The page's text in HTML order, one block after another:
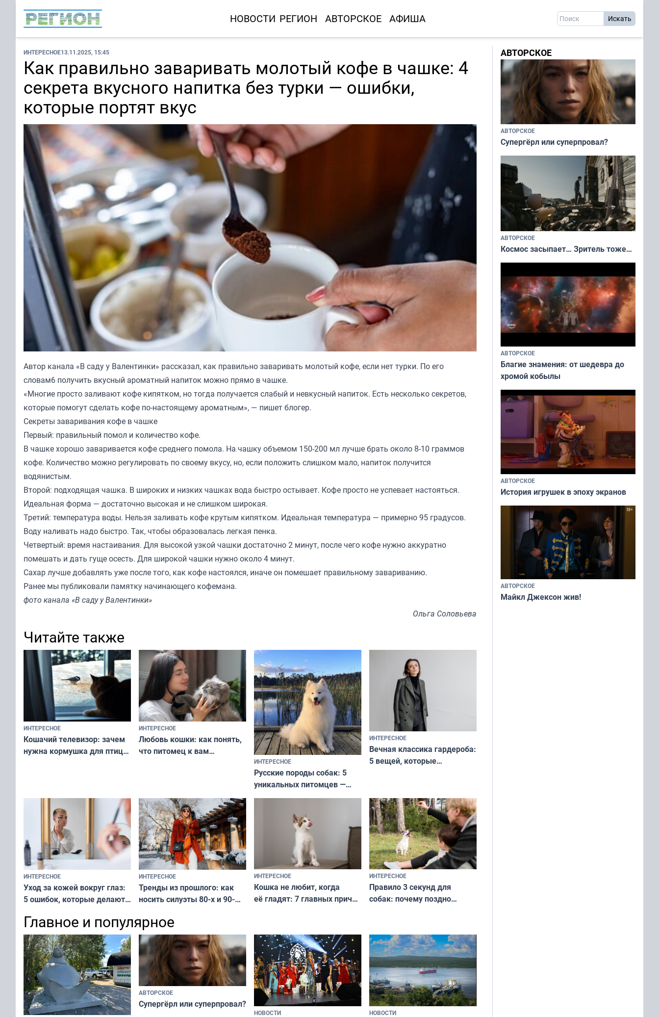
НОВОСТИ РЕГИОН АВТОРСКОЕ АФИША
ИНТЕРЕСНОЕ13.11.2025, 15:45
Как правильно заваривать молотый кофе в чашке: 4
секрета вкусного напитка без турки — ошибки,
которые портят вкус
Автор канала «В саду у Валентинки» рассказал, как правильно заваривать молотый кофе, если нет турки. По его
словам6 получить вкусный ароматный напиток можно прямо в чашке.
«Многие просто заливают кофе кипятком, но тогда получается слабый и невкусный напиток. Есть несколько секретов,
которые помогут сделать кофе по-настоящему ароматным», — пишет блогер.
Секреты заваривания кофе в чашке
Первый: правильный помол и количество кофе.
В чашке хорошо заваривается кофе среднего помола. На чашку объемом 150-200 мл лучше брать около 8-10 граммов
кофе. Количество можно регулировать по своему вкусу, но, если положить слишком мало, напиток получится
водянистым.
Второй: подходящая чашка. В широких и низких чашках вода быстро остывает. Кофе просто не успевает настояться.
Идеальная форма — достаточно высокая и не слишком широкая.
Третий: температура воды. Нельзя заливать кофе крутым кипятком. Идеальная температура — примерно 95 градусов.
Воду наливать надо быстро. Так, чтобы образовалась легкая пенка.
Четвертый: время настаивания. Для высокой узкой чашки достаточно 2 минут, после чего кофе нужно аккуратно
помешать и дать гуще осесть. Для широкой чашки нужно около 4 минут.
Сахар лучше добавлять уже после того, как кофе настоялся, иначе он помешает правильному завариванию.
Ранее мы публиковали памятку начинающего кофемана.
фото канала «В саду у Валентинки»
Ольга Соловьева
Читайте также
ИНТЕРЕСНОЕ
Кошачий телевизор: зачем
нужна кормушка для птиц
ИНТЕРЕСНОЕ
Любовь кошки: как понять,
что питомец к вам
ИНТЕРЕСНОЕ
Русские породы собак: 5
уникальных питомцев —
национальные сокровища
и характером
ИНТЕРЕСНОЕ
Вечная классика гардероба:
5 вещей, которые
и актуально в любой сезон
ИНТЕРЕСНОЕ
Уход за кожей вокруг глаз:
5 ошибок, которые делают
и вернуть свежий взгляд
без дорогих средств
ИНТЕРЕСНОЕ
Тренды из прошлого: как
носить силуэты 80-х и 90-
современно и стильно без
переплат
ИНТЕРЕСНОЕ
Кошка не любит, когда
её гладят: 7 главных причин
независимому питомцу
ИНТЕРЕСНОЕ
Правило 3 секунд для
собак: почему поздно
питомцу всё сразу и без
криков
Главное и популярное
АВТОРСКОЕ
Супергёрл или суперпровал?
НОВОСТИ НОВОСТИ
АВТОРСКОЕ
АВТОРСКОЕ
Супергёрл или суперпровал?
АВТОРСКОЕ
Космос засыпает… Зритель тоже…
АВТОРСКОЕ
Благие знамения: от шедевра до
хромой кобылы
АВТОРСКОЕ
История игрушек в эпоху экранов
АВТОРСКОЕ
Майкл Джексон жив!